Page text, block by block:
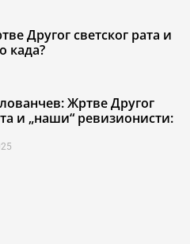
Другог светског рата и
када?
Жртве Другог
и „наши“ ревизионисти: